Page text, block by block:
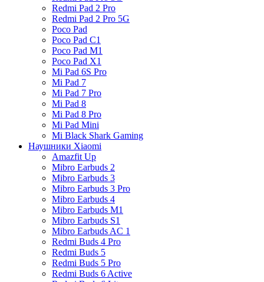
Redmi Pad 2 Pro
Redmi Pad 2 Pro 5G
Poco Pad
Poco Pad C1
Poco Pad M1
Poco Pad X1
Mi Pad 6S Pro
Mi Pad 7
Mi Pad 7 Pro
Mi Pad 8
Mi Pad 8 Pro
Mi Pad Mini
Mi Black Shark Gaming
Наушники Xiaomi
Amazfit Up
Mibro Earbuds 2
Mibro Earbuds 3
Mibro Earbuds 3 Pro
Mibro Earbuds 4
Mibro Earbuds M1
Mibro Earbuds S1
Mibro Earbuds AC 1
Redmi Buds 4 Pro
Redmi Buds 5
Redmi Buds 5 Pro
Redmi Buds 6 Active